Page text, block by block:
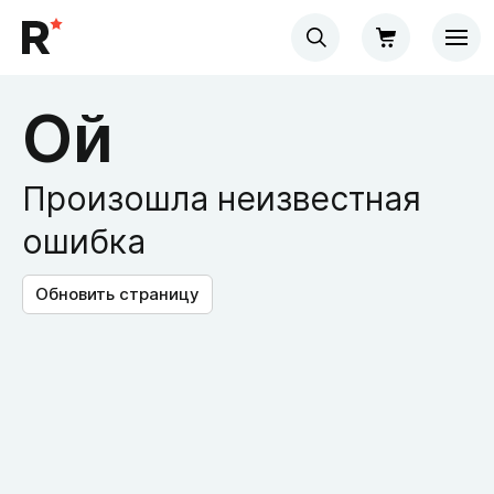
Ой
Произошла неизвестная
ошибка
Обновить страницу